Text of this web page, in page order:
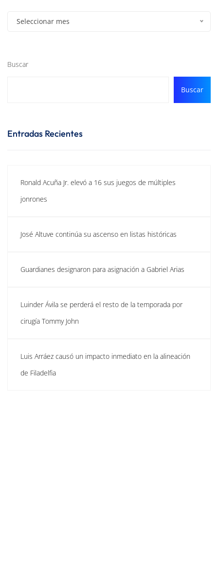
Seleccionar mes
Buscar
Buscar
Entradas Recientes
Ronald Acuña Jr. elevó a 16 sus juegos de múltiples
jonrones
José Altuve continúa su ascenso en listas históricas
Guardianes designaron para asignación a Gabriel Arias
Luinder Ávila se perderá el resto de la temporada por
cirugía Tommy John
Luis Arráez causó un impacto inmediato en la alineación
de Filadelfia